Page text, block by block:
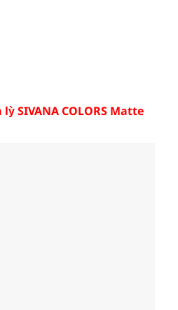
SIVANA COLORS Matte